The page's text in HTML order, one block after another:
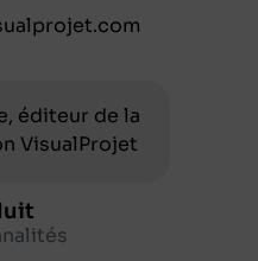
éditeur de la
VisualProjet